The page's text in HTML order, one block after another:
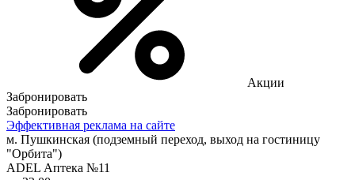
Акции
Забронировать
Забронировать
Эффективная реклама на сайте
м. Пушкинская (подземный переход, выход на гостиницу
"Орбита")
ADEL Аптека №11